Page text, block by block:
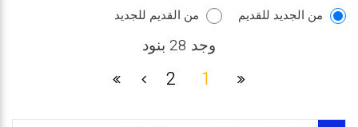
من الجديد للقديم
من القديم للجديد
وجد 28 بنود
1
2